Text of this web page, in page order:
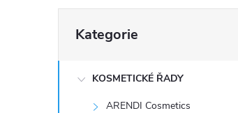
o
kategorie
Kategorie
KOSMETICKÉ ŘADY
ARENDI Cosmetics